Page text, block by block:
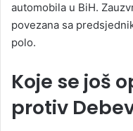
automobila u BiH.
povezana sa
polo.
Koje se još
protiv